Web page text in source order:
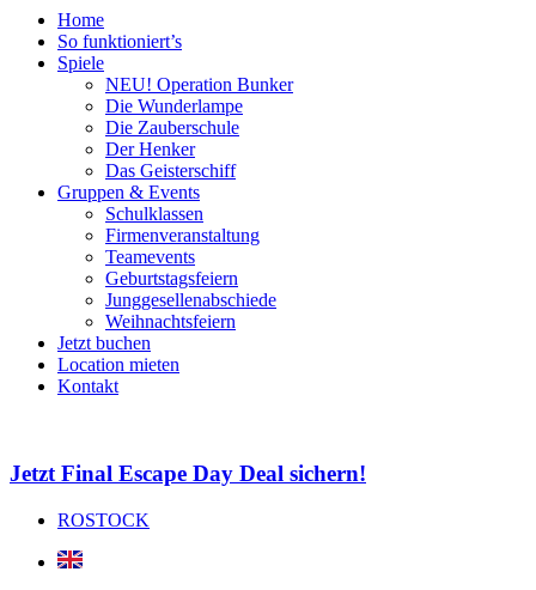
Home
So funktioniert’s
Spiele
NEU! Operation Bunker
Die Wunderlampe
Die Zauberschule
Der Henker
Das Geisterschiff
Gruppen & Events
Schulklassen
Firmenveranstaltung
Teamevents
Geburtstagsfeiern
Junggesellenabschiede
Weihnachtsfeiern
Jetzt buchen
Location mieten
Kontakt
Jetzt Final Escape Day Deal sichern!
ROSTOCK